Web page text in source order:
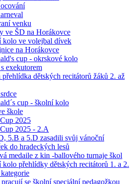
venku
ve ŠD na Horákovce
kolo ve volejbal dívek
na Horákovce
cup - okrskové kolo
exekutorem
dětských recitátorů žáků 2. až
cup - školní kolo
škole
2025
2025 - 2.A
5.B a 5.D zasadili svůj vánoční
do hradeckých lesů
medaile z kin -ballového turnaje škol
kolo přehlídky dětských recitátorů 1. a 2.
se školní speciální pedagožkou